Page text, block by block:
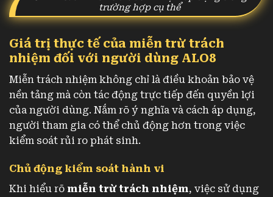
trường hợp cụ thể
Giá trị thực tế của miễn trừ trách
nhiệm đối với người dùng ALO8
Miễn trách nhiệm không chỉ là điều khoản bảo vệ
nền tảng mà còn tác động trực tiếp đến quyền lợi
của người dùng. Nắm rõ ý nghĩa và cách áp dụng,
người tham gia có thể chủ động hơn trong việc
kiểm soát rủi ro phát sinh.
Chủ động kiểm soát hành vi
Khi hiểu rõ miễn trừ trách nhiệm, việc sử dụng